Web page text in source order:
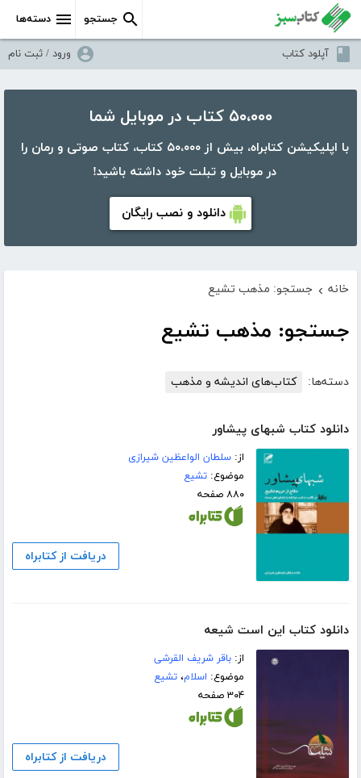
دسته‌ها جستجو
آپلود کتاب ورود / ثبت نام
۵۰،۰۰۰ کتاب در موبایل شما
با اپلیکیشن کتابراه، بیش از ۵۰،۰۰۰ کتاب، کتاب صوتی و رمان را
در موبایل و تبلت خود داشته باشید!
دانلود و نصب رایگان
خانه › جستجو: مذهب تشیع
جستجو: مذهب تشیع
دسته‌ها: کتاب‌های اندیشه و مذهب
دانلود کتاب شبهای پیشاور
از:سلطان الواعظین شیرازی
موضوع:تشیع
۸۸۰ صفحه
دریافت از کتابراه
دانلود کتاب این است شیعه
از:باقر شریف القرشی
موضوع: اسلام،تشیع
۳۰۴ صفحه
دریافت از کتابراه